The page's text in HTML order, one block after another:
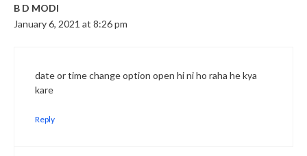
B D MODI
January 6, 2021 at 8:26 pm
date or time change option open hi ni ho raha he kya
kare
Reply